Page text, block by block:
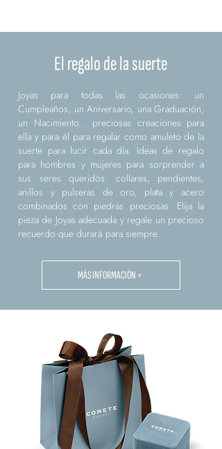
El regalo de la suerte
Joyas para todas las ocasiones: un
Cumpleaños, un Aniversario, una Graduación,
un Nacimiento... preciosas creaciones para
ella y para él para regalar como amuleto de la
suerte para lucir cada día. Ideas de regalo
para hombres y mujeres para sorprender a
sus seres queridos: collares, pendientes,
anillos y pulseras de oro, plata y acero
combinados con piedras preciosas. Elija la
pieza de Joyas adecuada y regale un precioso
recuerdo que durará para siempre.
MÁS INFORMACIÓN >